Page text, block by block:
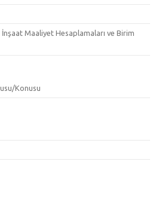
Maaliyet Hesaplamaları ve Birim
Konusu